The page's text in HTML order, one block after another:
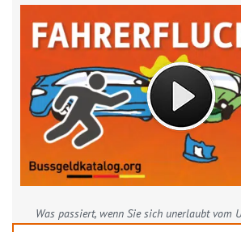
Was passiert, wenn Sie sich unerlaubt vom